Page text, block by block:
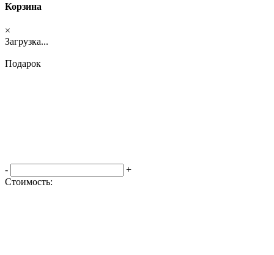
Корзина
×
Загрузка...
Подарок
-
+
Стоимость: